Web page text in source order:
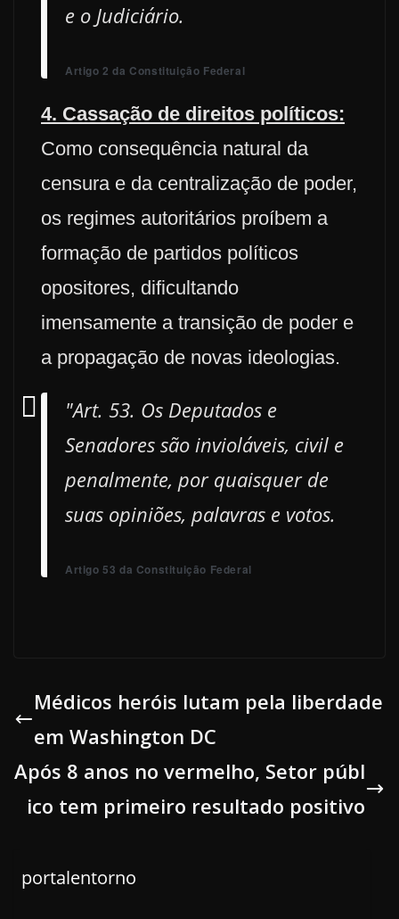
e o Judiciário.
Artigo 2 da Constituição Federal
4. Cassação de direitos políticos:
Como consequência natural da
censura e da centralização de poder,
os regimes autoritários proíbem a
formação de partidos políticos
opositores, dificultando
imensamente a transição de poder e
a propagação de novas ideologias.
"Art. 53. Os Deputados e
Senadores são invioláveis, civil e
penalmente, por quaisquer de
suas opiniões, palavras e votos.
Artigo 53 da Constituição Federal
Médicos heróis lutam pela liberdade
em Washington DC
Após 8 anos no vermelho, Setor públ
ico tem primeiro resultado positivo
portalentorno